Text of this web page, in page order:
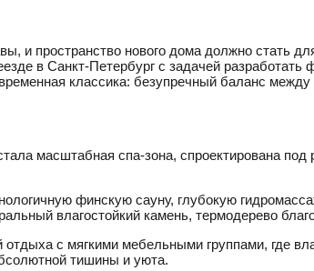
и пространство нового дома должно стать
в Санкт-Петербург с задачей
классика: безупречный баланс между
масштабная спа-зона, спроектирована
финскую сауну, глубокую
влагостойкий камень, термодерево
с мягкими мебельными группами, где
тишины и уюта.